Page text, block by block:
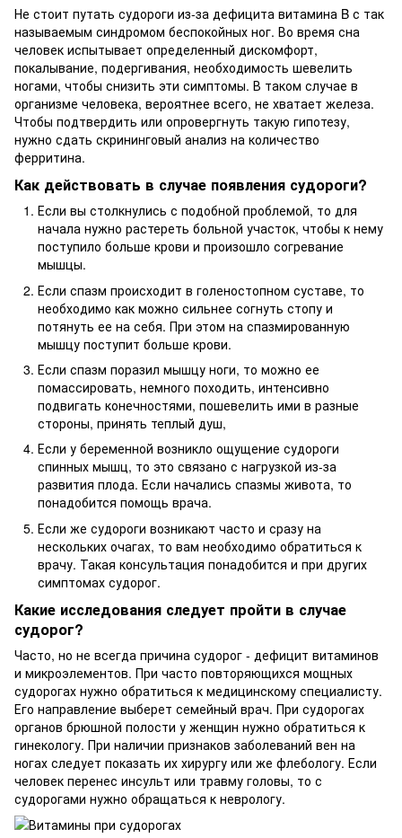
Не стоит путать судороги из-за дефицита витамина B с так
называемым синдромом беспокойных ног. Во время сна
человек испытывает определенный дискомфорт,
покалывание, подергивания, необходимость шевелить
ногами, чтобы снизить эти симптомы. В таком случае в
организме человека, вероятнее всего, не хватает железа.
Чтобы подтвердить или опровергнуть такую гипотезу,
нужно сдать скрининговый анализ на количество
ферритина.
Как действовать в случае появления судороги?
Если вы столкнулись с подобной проблемой, то для
начала нужно растереть больной участок, чтобы к нему
поступило больше крови и произошло согревание
мышцы.
Если спазм происходит в голеностопном суставе, то
необходимо как можно сильнее согнуть стопу и
потянуть ее на себя. При этом на спазмированную
мышцу поступит больше крови.
Если спазм поразил мышцу ноги, то можно ее
помассировать, немного походить, интенсивно
подвигать конечностями, пошевелить ими в разные
стороны, принять теплый душ,
Если у беременной возникло ощущение судороги
спинных мышц, то это связано с нагрузкой из-за
развития плода. Если начались спазмы живота, то
понадобится помощь врача.
Если же судороги возникают часто и сразу на
нескольких очагах, то вам необходимо обратиться к
врачу. Такая консультация понадобится и при других
симптомах судорог.
Какие исследования следует пройти в случае
судорог?
Часто, но не всегда причина судорог - дефицит витаминов
и микроэлементов. При часто повторяющихся мощных
судорогах нужно обратиться к медицинскому специалисту.
Его направление выберет семейный врач. При судорогах
органов брюшной полости у женщин нужно обратиться к
гинекологу. При наличии признаков заболеваний вен на
ногах следует показать их хирургу или же флебологу. Если
человек перенес инсульт или травму головы, то с
судорогами нужно обращаться к неврологу.